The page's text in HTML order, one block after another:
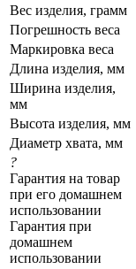
Вес изделия, грамм
Погрешность веса
Маркировка веса
Длина изделия, мм
Ширина изделия,
мм
Высота изделия, мм
Диаметр хвата, мм
?
Гарантия на товар
при его домашнем
использовании
Гарантия при
домашнем
использовании